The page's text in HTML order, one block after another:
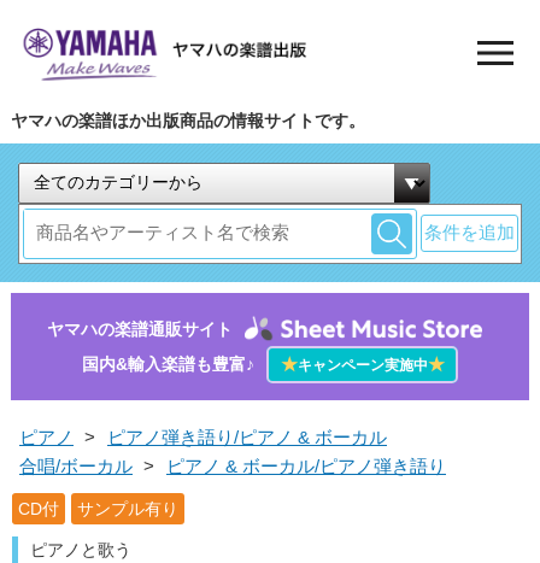
ヤマハの楽譜ほか出版商品の情報サイトです。
条件を追加
ヤマハの楽譜通販サイト
国内&輸入楽譜も豊富♪
★キャンペーン実施中★
ピアノ >
ピアノ弾き語り/ピアノ & ボーカル
合唱/ボーカル > ピアノ & ボーカル/ピアノ弾き語り
CD付 サンプル有り
ピアノと歌う